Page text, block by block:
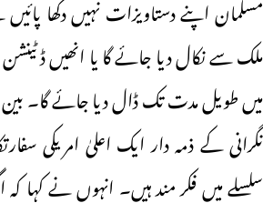
مسلمان اپنے دستاویزات نہیں دکھا
ملک سے نکال دیا جائے گا یا انھیں
میں طویل مدت تک ڈال دیا جائے گا۔ بین
نگرانی کے ذمہ دار ایک اعلیٰ امریکی
سلسلے میں فکر مند ہیں۔ انہوں نے کہا